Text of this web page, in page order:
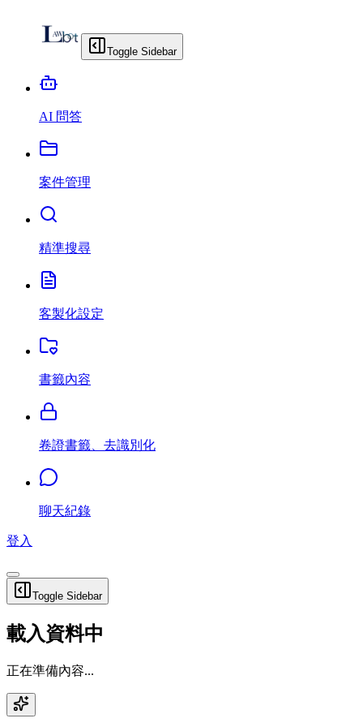
Toggle Sidebar
AI 問答
案件管理
精準搜尋
客製化設定
書籤內容
卷證書籤、去識別化
聊天紀錄
登入
Toggle Sidebar
載入資料中
正在準備內容...